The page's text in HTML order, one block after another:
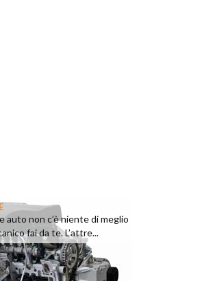
auto non c’è niente di meglio
fai da te. L’attre...